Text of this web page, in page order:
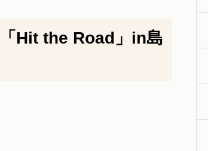
Hit the Road」in島